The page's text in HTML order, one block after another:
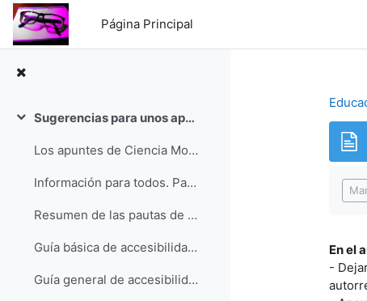
Salta al contenido principal
Página Principal
Colapsar Sugerencias para unos apuntes accesibles
Los apuntes de Ciencia Morada
Información para todos. Pautas europeas de la lectura fácil
Resumen de las pautas de la Norma UNE de lectura fácil
Guía básica de accesibilidad para facilitar la lectura, de @acciumred.
Guía general de accesibilidad digital
En el
-